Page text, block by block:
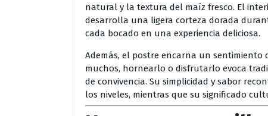
natural y la textura del maíz fresco. El
desarrolla una ligera corteza dorada
cada bocado en una experiencia deliciosa.
Además, el postre encarna un sentimiento
muchos, hornearlo o disfrutarlo evoca
de convivencia. Su simplicidad y sabor
los niveles, mientras que su significado